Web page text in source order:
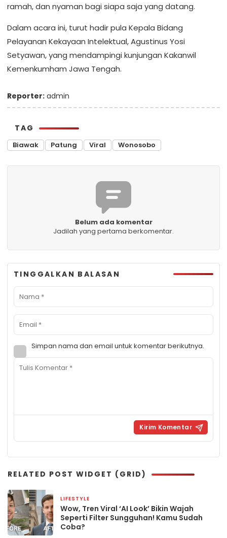
ramah, dan nyaman bagi siapa saja yang datang.
Dalam acara ini, turut hadir pula Kepala Bidang
Pelayanan Kekayaan Intelektual, Agustinus Yosi
Setyawan, yang mendampingi kunjungan Kakanwil
Kemenkumham Jawa Tengah.
Reporter: admin
TAG
Biawak Patung Viral Wonosobo
Belum ada komentar
Jadilah yang pertama berkomentar.
TINGGALKAN BALASAN
Simpan nama dan email untuk komentar berikutnya.
RELATED POST WIDGET (GRID)
LIFESTYLE
Wow, Tren Viral ‘AI Look’ Bikin Wajah
Seperti Filter Sungguhan! Kamu Sudah
Coba?